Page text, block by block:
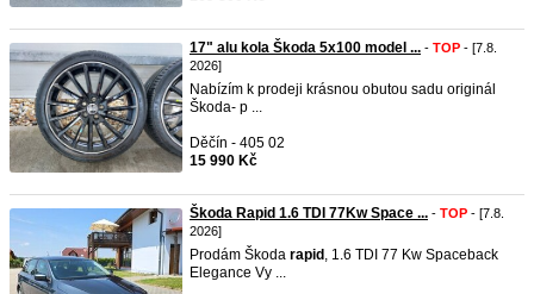
17" alu kola Škoda 5x100 model ... - TOP - [7.8.
2026]
Nabízím k prodeji krásnou obutou sadu originál
Škoda- p ...
Děčín - 405 02
15 990 Kč
Škoda Rapid 1.6 TDI 77Kw Space ... - TOP - [7.8.
2026]
Prodám Škoda rapid , 1.6 TDI 77 Kw Spaceback
Elegance Vy ...